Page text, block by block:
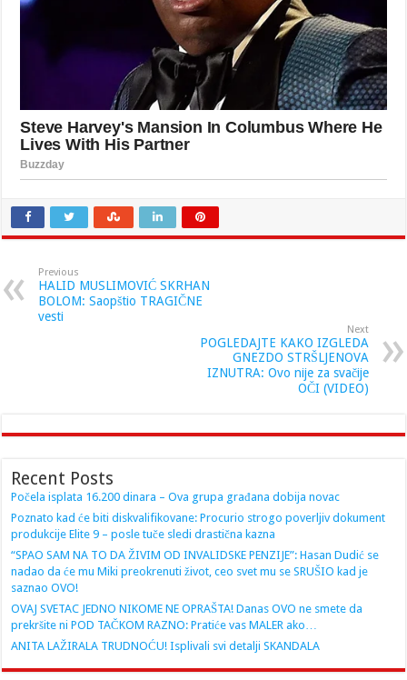
Previous
HALID MUSLIMOVIĆ SKRHAN
BOLOM: Saopštio TRAGIČNE
vesti
Next
POGLEDAJTE KAKO IZGLEDA
GNEZDO STRŠLJENOVA
IZNUTRA: Ovo nije za svačije
OČI (VIDEO)
Recent Posts
Počela isplata 16.200 dinara – Ova grupa građana dobija novac
Poznato kad će biti diskvalifikovane: Procurio strogo poverljiv dokument
produkcije Elite 9 – posle tuče sledi drastična kazna
“SPAO SAM NA TO DA ŽIVIM OD INVALIDSKE PENZIJE”: Hasan Dudić se
nadao da će mu Miki preokrenuti život, ceo svet mu se SRUŠIO kad je
saznao OVO!
OVAJ SVETAC JEDNO NIKOME NE OPRAŠTA! Danas OVO ne smete da
prekršite ni POD TAČKOM RAZNO: Pratiće vas MALER ako…
ANITA LAŽIRALA TRUDNOĆU! Isplivali svi detalji SKANDALA